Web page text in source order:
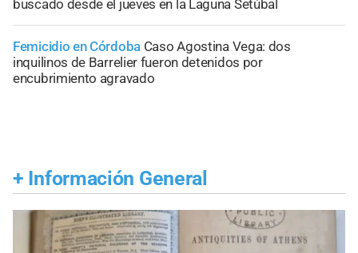
buscado desde el jueves en la Laguna Setúbal
Femicidio en Córdoba Caso Agostina Vega: dos
inquilinos de Barrelier fueron detenidos por
encubrimiento agravado
+ Información General